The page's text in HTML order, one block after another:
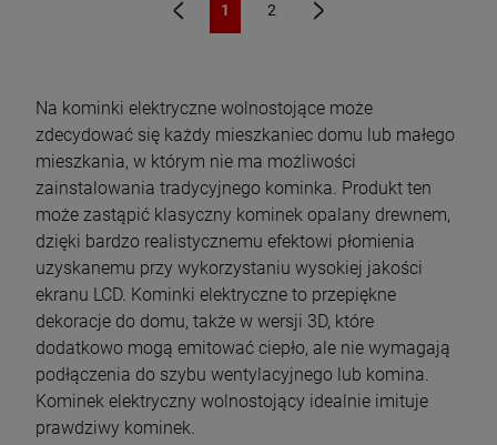
1 2
Na kominki elektryczne wolnostojące może
zdecydować się każdy mieszkaniec domu lub małego
mieszkania, w którym nie ma możliwości
zainstalowania tradycyjnego kominka. Produkt ten
może zastąpić klasyczny kominek opalany drewnem,
dzięki bardzo realistycznemu efektowi płomienia
uzyskanemu przy wykorzystaniu wysokiej jakości
ekranu LCD. Kominki elektryczne to przepiękne
dekoracje do domu, także w wersji 3D, które
dodatkowo mogą emitować ciepło, ale nie wymagają
podłączenia do szybu wentylacyjnego lub komina.
Kominek elektryczny wolnostojący idealnie imituje
prawdziwy kominek.